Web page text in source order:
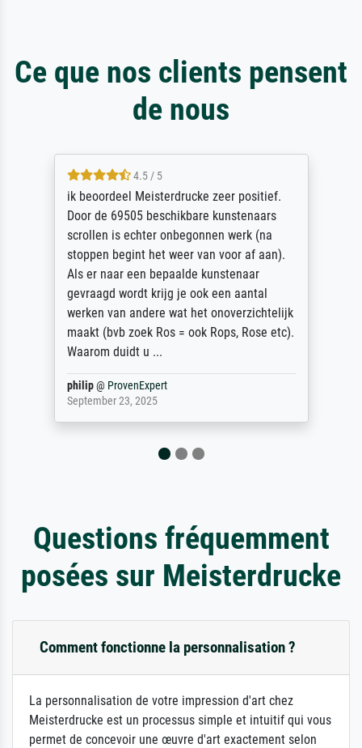
Ce que nos clients pensent
de nous
4.5 / 5
ik beoordeel Meisterdrucke zeer positief.
Door de 69505 beschikbare kunstenaars
scrollen is echter onbegonnen werk (na
stoppen begint het weer van voor af aan).
Als er naar een bepaalde kunstenaar
gevraagd wordt krijg je ook een aantal
werken van andere wat het onoverzichtelijk
maakt (bvb zoek Ros = ook Rops, Rose etc).
Waarom duidt u ...
philip@ ProvenExpert
September 23, 2025
Questions fréquemment
posées sur Meisterdrucke
Comment fonctionne la personnalisation ?
La personnalisation de votre impression d'art chez
Meisterdrucke est un processus simple et intuitif qui vous
permet de concevoir une œuvre d'art exactement selon